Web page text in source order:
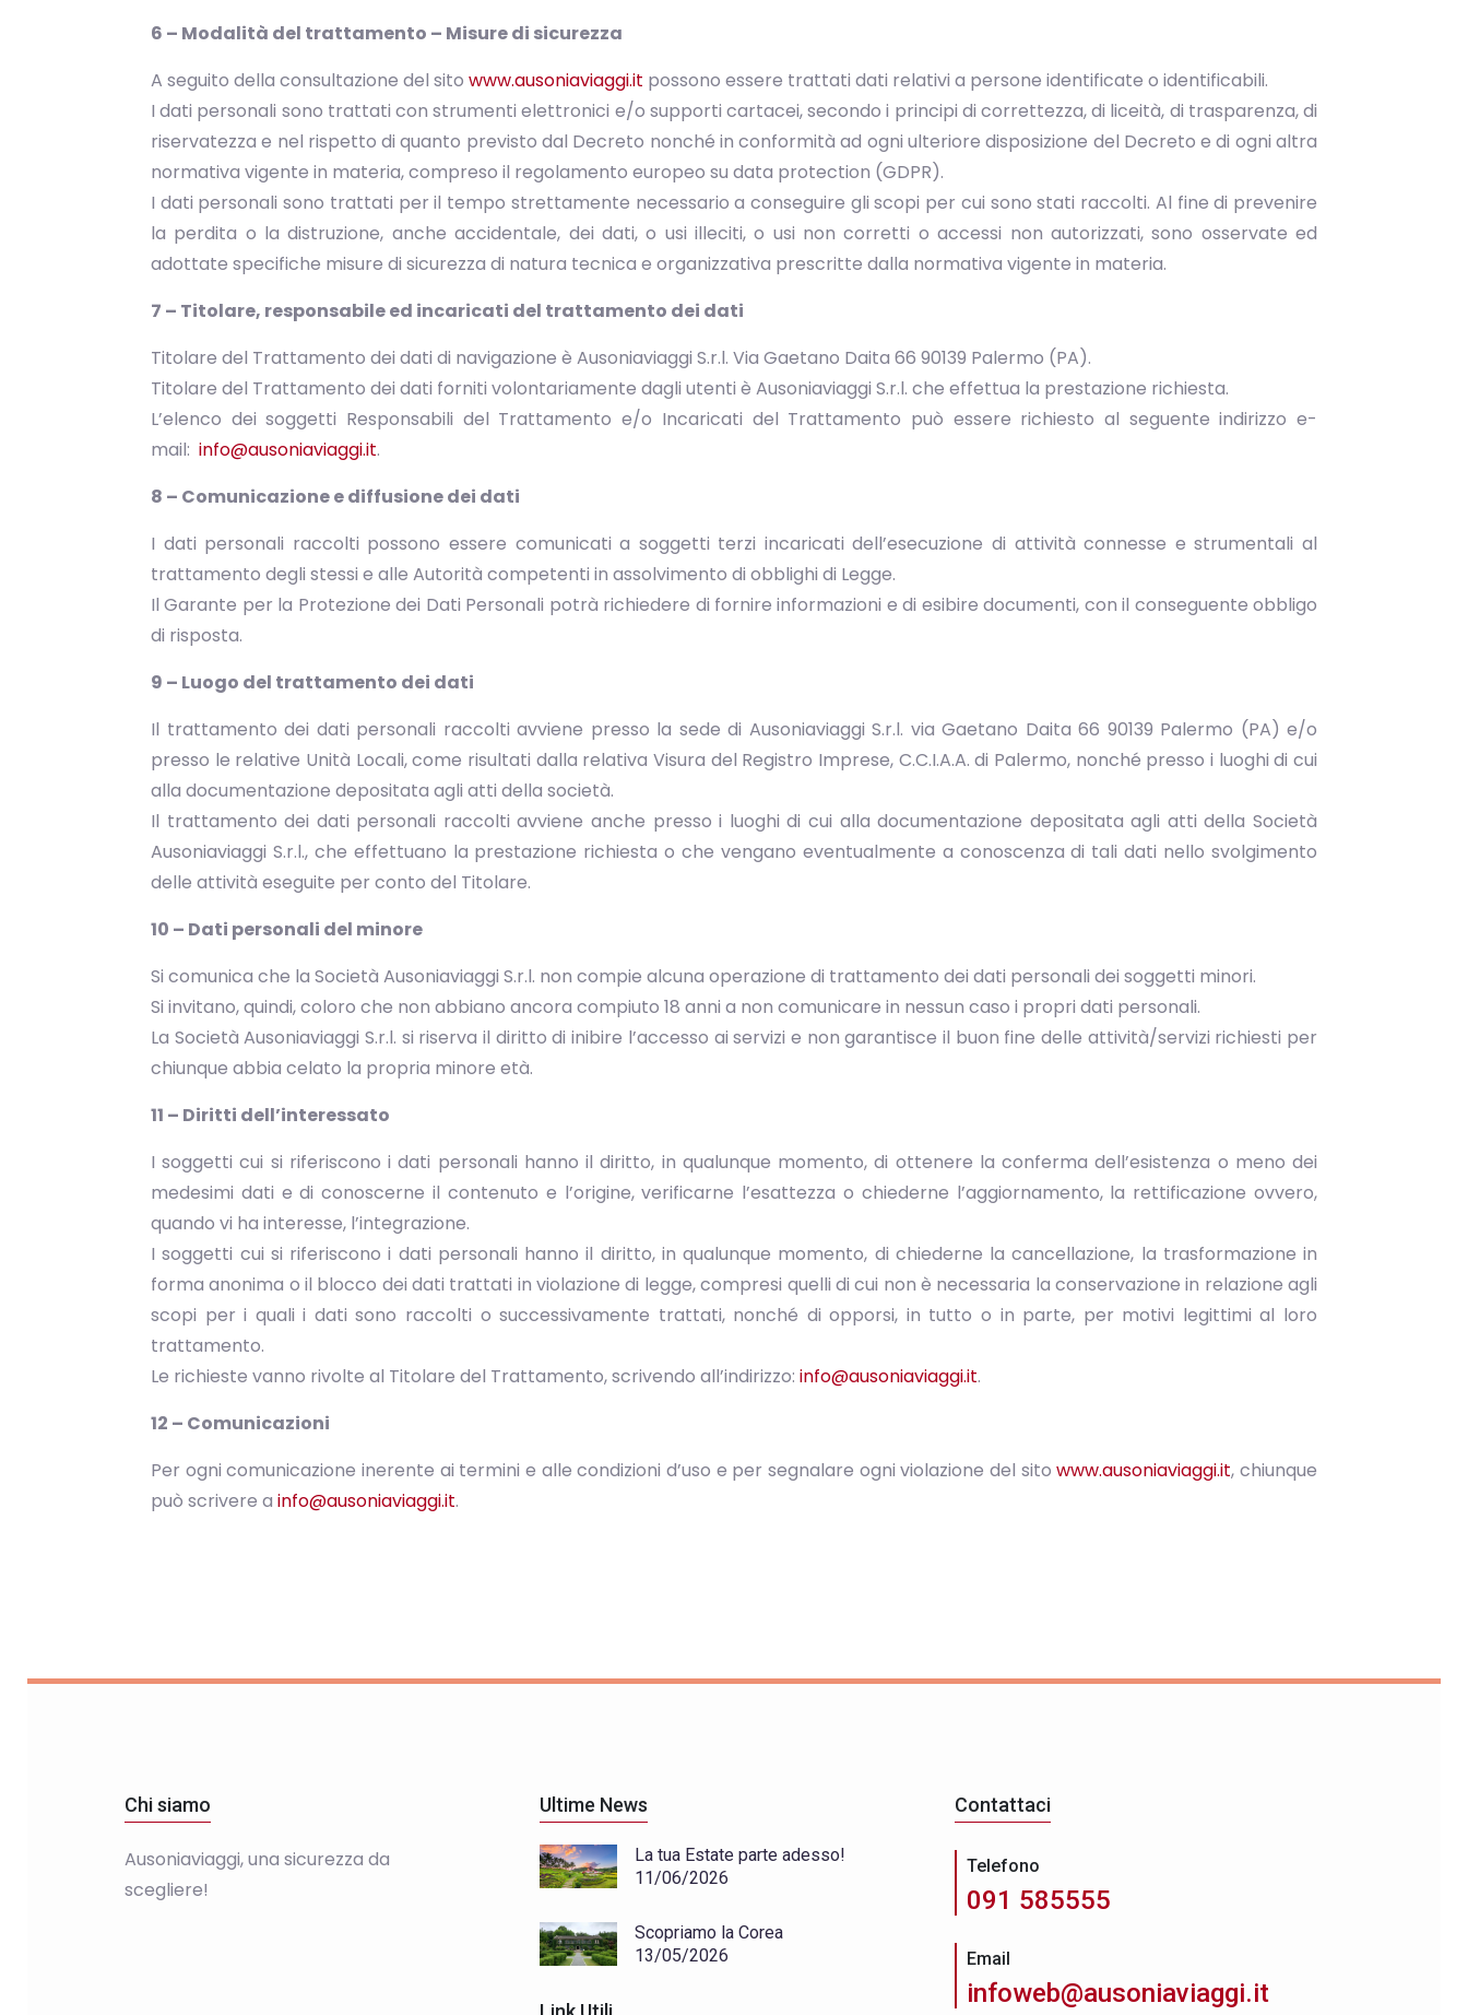
6 – Modalità del trattamento – Misure di sicurezza
A seguito della consultazione del sito www.ausoniaviaggi.it possono essere trattati dati relativi a persone identificate o identificabili.
I dati personali sono trattati con strumenti elettronici e/o supporti cartacei, secondo i principi di correttezza, di liceità, di trasparenza, di
riservatezza e nel rispetto di quanto previsto dal Decreto nonché in conformità ad ogni ulteriore disposizione del Decreto e di ogni altra
normativa vigente in materia, compreso il regolamento europeo su data protection (GDPR).
I dati personali sono trattati per il tempo strettamente necessario a conseguire gli scopi per cui sono stati raccolti. Al fine di prevenire
la perdita o la distruzione, anche accidentale, dei dati, o usi illeciti, o usi non corretti o accessi non autorizzati, sono osservate ed
adottate specifiche misure di sicurezza di natura tecnica e organizzativa prescritte dalla normativa vigente in materia.
7 – Titolare, responsabile ed incaricati del trattamento dei dati
Titolare del Trattamento dei dati di navigazione è Ausoniaviaggi S.r.l. Via Gaetano Daita 66 90139 Palermo (PA).
Titolare del Trattamento dei dati forniti volontariamente dagli utenti è Ausoniaviaggi S.r.l. che effettua la prestazione richiesta.
L’elenco dei soggetti Responsabili del Trattamento e/o Incaricati del Trattamento può essere richiesto al seguente indirizzo e-
mail: info@ausoniaviaggi.it.
8 – Comunicazione e diffusione dei dati
I dati personali raccolti possono essere comunicati a soggetti terzi incaricati dell’esecuzione di attività connesse e strumentali al
trattamento degli stessi e alle Autorità competenti in assolvimento di obblighi di Legge.
Il Garante per la Protezione dei Dati Personali potrà richiedere di fornire informazioni e di esibire documenti, con il conseguente obbligo
di risposta.
9 – Luogo del trattamento dei dati
Il trattamento dei dati personali raccolti avviene presso la sede di Ausoniaviaggi S.r.l. via Gaetano Daita 66 90139 Palermo (PA) e/o
presso le relative Unità Locali, come risultati dalla relativa Visura del Registro Imprese, C.C.I.A.A. di Palermo, nonché presso i luoghi di cui
alla documentazione depositata agli atti della società.
Il trattamento dei dati personali raccolti avviene anche presso i luoghi di cui alla documentazione depositata agli atti della Società
Ausoniaviaggi S.r.l., che effettuano la prestazione richiesta o che vengano eventualmente a conoscenza di tali dati nello svolgimento
delle attività eseguite per conto del Titolare.
10 – Dati personali del minore
Si comunica che la Società Ausoniaviaggi S.r.l. non compie alcuna operazione di trattamento dei dati personali dei soggetti minori.
Si invitano, quindi, coloro che non abbiano ancora compiuto 18 anni a non comunicare in nessun caso i propri dati personali.
La Società Ausoniaviaggi S.r.l. si riserva il diritto di inibire l’accesso ai servizi e non garantisce il buon fine delle attività/servizi richiesti per
chiunque abbia celato la propria minore età.
11 – Diritti dell’interessato
I soggetti cui si riferiscono i dati personali hanno il diritto, in qualunque momento, di ottenere la conferma dell’esistenza o meno dei
medesimi dati e di conoscerne il contenuto e l’origine, verificarne l’esattezza o chiederne l’aggiornamento, la rettificazione ovvero,
quando vi ha interesse, l’integrazione.
I soggetti cui si riferiscono i dati personali hanno il diritto, in qualunque momento, di chiederne la cancellazione, la trasformazione in
forma anonima o il blocco dei dati trattati in violazione di legge, compresi quelli di cui non è necessaria la conservazione in relazione agli
scopi per i quali i dati sono raccolti o successivamente trattati, nonché di opporsi, in tutto o in parte, per motivi legittimi al loro
trattamento.
Le richieste vanno rivolte al Titolare del Trattamento, scrivendo all’indirizzo: info@ausoniaviaggi.it.
12 – Comunicazioni
Per ogni comunicazione inerente ai termini e alle condizioni d’uso e per segnalare ogni violazione del sitowww.ausoniaviaggi.it, chiunque
può scrivere a info@ausoniaviaggi.it.
Chi siamo
Ausoniaviaggi, una sicurezza da
scegliere!
Ultime News
La tua Estate parte adesso!
11/06/2026
Scopriamo la Corea
13/05/2026
Contattaci
Telefono
091 585555
Email
infoweb@ausoniaviaggi.it